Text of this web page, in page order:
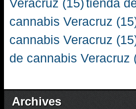
Veracruz (15)tienda
cannabis Veracruz
cannabis Veracruz
de cannabis Veracruz
Archives